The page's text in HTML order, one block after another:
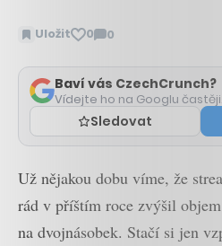
Uložit 0 0
Zobrazit
Baví vás CzechCrunch?
Vídejte ho na Googlu častěji.
Sledovat
Už nějakou dobu víme, že
rád v příštím roce zvýšil
na dvojnásobek. Stačí si jen